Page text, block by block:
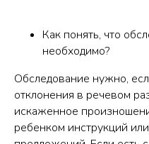
Как понять, что
необходимо?
Обследование нужно,
отклонения в речевом
искаженное
ребенком инструкций